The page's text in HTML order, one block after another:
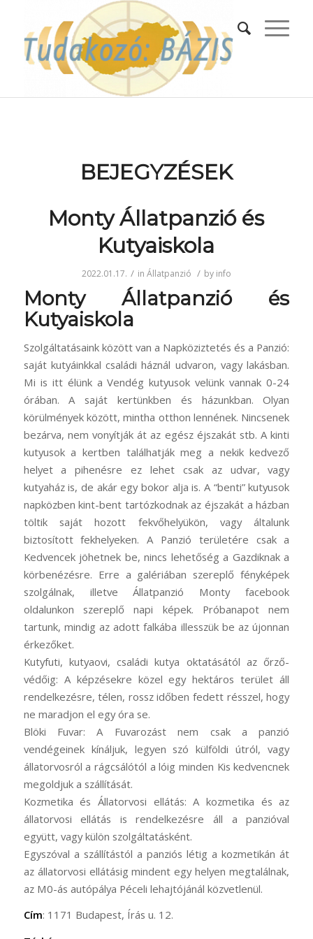
BEJEGYZÉSEK
Monty Állatpanzió és
Kutyaiskola
2022.01.17. / in Állatpanzió / by info
Monty Állatpanzió és
Kutyaiskola
Szolgáltatásaink között van a Napköziztetés és a Panzió:
saját kutyáinkkal családi háznál udvaron, vagy lakásban.
Mi is itt élünk a Vendég kutyusok velünk vannak 0-24
órában. A saját kertünkben és házunkban. Olyan
körülmények között, mintha otthon lennének. Nincsenek
bezárva, nem vonyítják át az egész éjszakát stb. A kinti
kutyusok a kertben találhatják meg a nekik kedvező
helyet a pihenésre ez lehet csak az udvar, vagy
kutyaház is, de akár egy bokor alja is. A “benti” kutyusok
napközben kint-bent tartózkodnak az éjszakát a házban
töltik saját hozott fekvőhelyükön, vagy általunk
biztosított fekhelyeken. A Panzió területére csak a
Kedvencek jöhetnek be, nincs lehetőség a Gazdiknak a
körbenézésre. Erre a galériában szereplő fényképek
szolgálnak, illetve Állatpanzió Monty facebook
oldalunkon szereplő napi képek. Próbanapot nem
tartunk, mindig az adott falkába illesszük be az újonnan
érkezőket.
Kutyfuti, kutyaovi, családi kutya oktatásától az őrző-
védőig: A képzésekre közel egy hektáros terület áll
rendelkezésre, télen, rossz időben fedett résszel, hogy
ne maradjon el egy óra se.
Blöki Fuvar: A Fuvarozást nem csak a panzió
vendégeinek kínáljuk, legyen szó külföldi útról, vagy
állatorvosról a rágcsálótól a lóig minden Kis kedvencnek
megoldjuk a szállítását.
Kozmetika és Állatorvosi ellátás: A kozmetika és az
állatorvosi ellátás is rendelkezésre áll a panzióval
együtt, vagy külön szolgáltatásként.
Egyszóval a szállítástól a panziós létig a kozmetikán át
az állatorvosi ellátásig mindent egy helyen megtalálnak,
az M0-ás autópálya Péceli lehajtójánál közvetlenül.
Cím: 1171 Budapest, Írás u. 12.